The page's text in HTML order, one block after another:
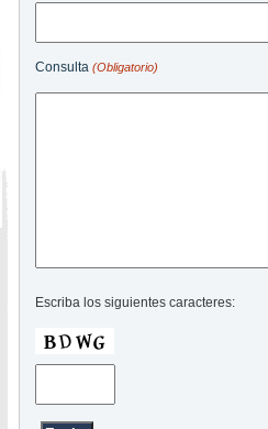
Consulta (Obligatorio)
Escriba los siguientes caracteres: